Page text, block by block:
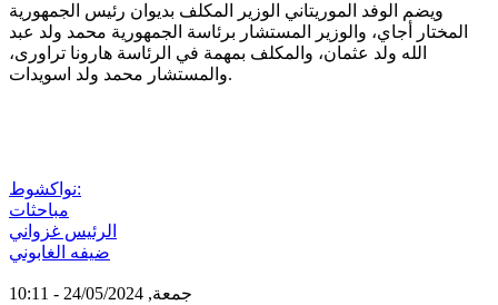
ويضم الوفد الموريتاني الوزير المكلف بديوان رئيس الجمهورية
المختار أجاي، والوزير المستشار برئاسة الجمهورية محمد ولد عبد
الله ولد عثمان، والمكلف بمهمة في الرئاسة هارونا تراورى،
والمستشار محمد ولد اسويدات.
نواكشوط:
مباحثات
الرئيس غزواني
ضيفه الغابوني
جمعة, 24/05/2024 - 10:11